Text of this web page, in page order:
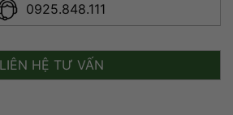
0925.848.111
LIÊN HỆ TƯ VẤN